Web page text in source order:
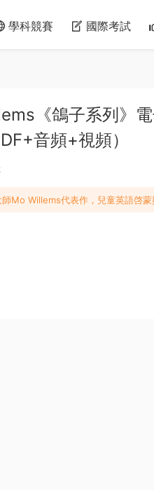
學科競賽 國際考試
《鴿子系列》
音頻+視頻）
Mo Willems代表作，兒童英語啓蒙